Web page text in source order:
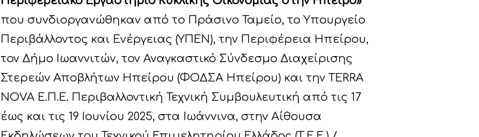
που συνδιοργανώθηκαν από το Πράσινο Ταμείο, το Υπουργείο
Περιβάλλοντος και Ενέργειας (ΥΠΕΝ), την Περιφέρεια Ηπείρου,
τον Δήμο Ιωαννιτών, τον Αναγκαστικό Σύνδεσμο Διαχείρισης
Στερεών Αποβλήτων Ηπείρου (ΦΟΔΣΑ Ηπείρου) και την TERRA
NOVA Ε.Π.Ε. Περιβαλλοντική Τεχνική Συμβουλευτική από τις 17
έως και τις 19 Ιουνίου 2025, στα Ιωάννινα, στην Αίθουσα